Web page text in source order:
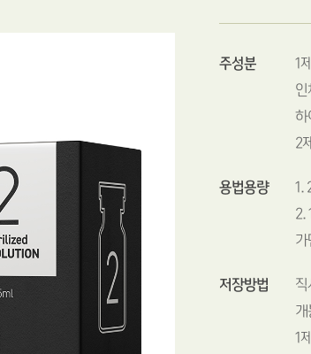
주성분
1
하
2
용법용량
1.
2.
저장방법
1